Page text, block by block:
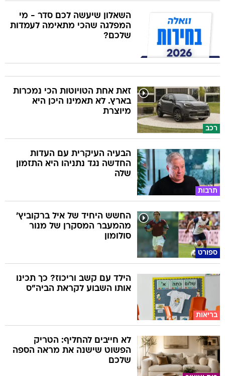
השאלון שיעשה לכם סדר - מי
המפלגה שהכי מתאימה לעמדות
שלכם?
רכב
זאת אחת הטויוטות הכי נמכרות
בארץ. לא תאמינו היכן היא
מיוצרת
תרבות
הבעיה העיקרית עם העדות
החדשה נגד נתניהו היא התזמון
שלה
ספורט
החשש היחיד של איל ברקוביץ'
מהמעבר המסקרן של מנור
סולומון
בריאות
הילד עם קשב וריכוז? כך תכינו
אותו השבוע לקראת הביה"ס
לא חייבים להחליף: הטריק
הפשוט שישנה את מראה הספה
שלכם